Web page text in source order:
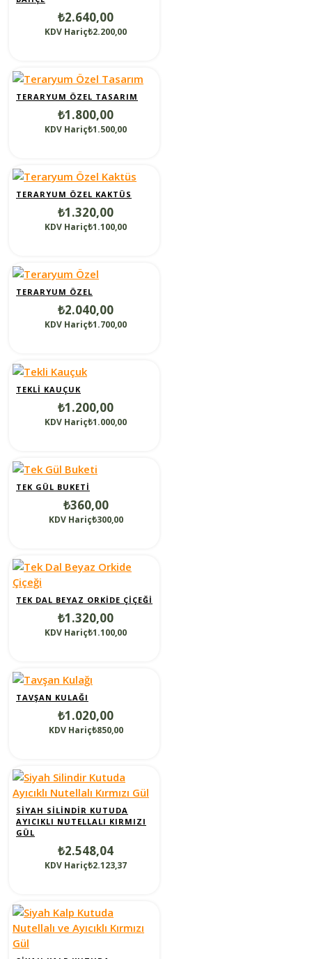
₺2.640,00
KDV Hariç₺2.200,00
TERARYUM ÖZEL TASARIM
₺1.800,00
KDV Hariç₺1.500,00
TERARYUM ÖZEL KAKTÜS
₺1.320,00
KDV Hariç₺1.100,00
TERARYUM ÖZEL
₺2.040,00
KDV Hariç₺1.700,00
TEKLI KAUÇUK
₺1.200,00
KDV Hariç₺1.000,00
TEK GÜL BUKETI
₺360,00
KDV Hariç₺300,00
TEK DAL BEYAZ ORKIDE ÇIÇEĞI
₺1.320,00
KDV Hariç₺1.100,00
TAVŞAN KULAĞI
₺1.020,00
KDV Hariç₺850,00
SIYAH SILINDIR KUTUDA
AYICIKLI NUTELLALI KIRMIZI
GÜL
₺2.548,04
KDV Hariç₺2.123,37